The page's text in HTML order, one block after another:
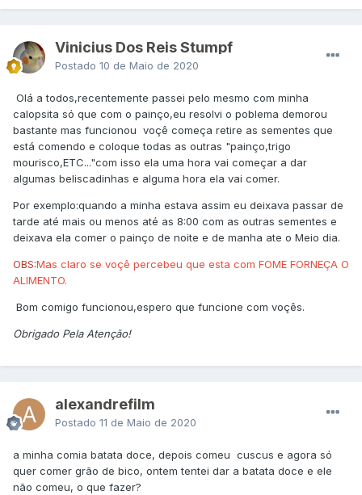
Vinicius Dos Reis Stumpf
Postado 10 de Maio de 2020
Olá a todos,recentemente passei pelo mesmo com minha
calopsita só que com o painço,eu resolvi o poblema demorou
bastante mas funcionou voçê começa retire as sementes que
está comendo e coloque todas as outras "painço,trigo
mourisco,ETC..."com isso ela uma hora vai começar a dar
algumas beliscadinhas e alguma hora ela vai comer.
Por exemplo:quando a minha estava assim eu deixava passar de
tarde até mais ou menos até as 8:00 com as outras sementes e
deixava ela comer o painço de noite e de manha ate o Meio dia.
OBS:Mas claro se voçê percebeu que esta com FOME FORNEÇA O
ALIMENTO.
Bom comigo funcionou,espero que funcione com voçês.
Obrigado Pela Atenção!
alexandrefilm
Postado 11 de Maio de 2020
a minha comia batata doce, depois comeu cuscus e agora só
quer comer grão de bico, ontem tentei dar a batata doce e ele
não comeu, o que fazer?